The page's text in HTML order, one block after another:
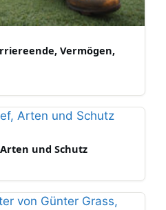
Vermögen,
und Schutz